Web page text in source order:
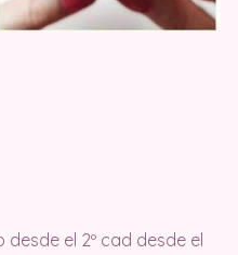
el 2º cad desde el